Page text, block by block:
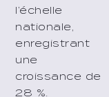
l’échelle
nationale,
enregistrant
une
croissance de
28 %.